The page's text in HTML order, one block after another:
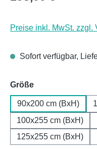
Preise inkl. MwSt. zzgl.
Sofort verfügbar,
Größeauswählen
90x200 cm (BxH)
100x255 cm (BxH)
125x255 cm (BxH)